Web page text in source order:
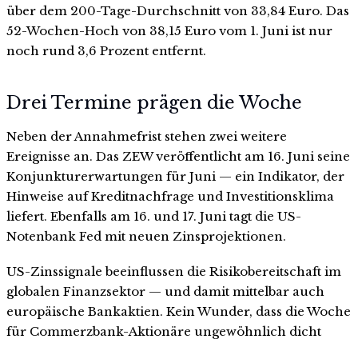
über dem 200-Tage-Durchschnitt von 33,84 Euro. Das
52-Wochen-Hoch von 38,15 Euro vom 1. Juni ist nur
noch rund 3,6 Prozent entfernt.
Drei Termine prägen die Woche
Neben der Annahmefrist stehen zwei weitere
Ereignisse an. Das ZEW veröffentlicht am 16. Juni seine
Konjunkturerwartungen für Juni — ein Indikator, der
Hinweise auf Kreditnachfrage und Investitionsklima
liefert. Ebenfalls am 16. und 17. Juni tagt die US-
Notenbank Fed mit neuen Zinsprojektionen.
US-Zinssignale beeinflussen die Risikobereitschaft im
globalen Finanzsektor — und damit mittelbar auch
europäische Bankaktien. Kein Wunder, dass die Woche
für Commerzbank-Aktionäre ungewöhnlich dicht